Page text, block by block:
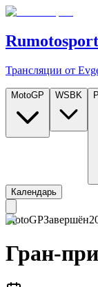
Rumotosport
Трансляции от
MotoGP WSBK
Календарь
MotoGPЗавершён
Гран-